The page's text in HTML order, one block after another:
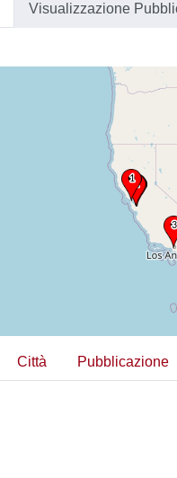
Visualizzazione
Città Pubblicazione